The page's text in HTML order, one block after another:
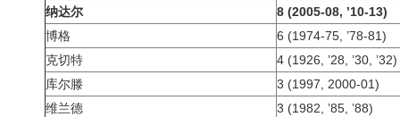
纳达尔
8 (2005-08, ’10-13)
博格
6 (1974-75, ’78-81)
克切特
4 (1926, ’28, ’30, ’32)
库尔滕
3 (1997, 2000-01)
维兰德
3 (1982, ’85, ’88)